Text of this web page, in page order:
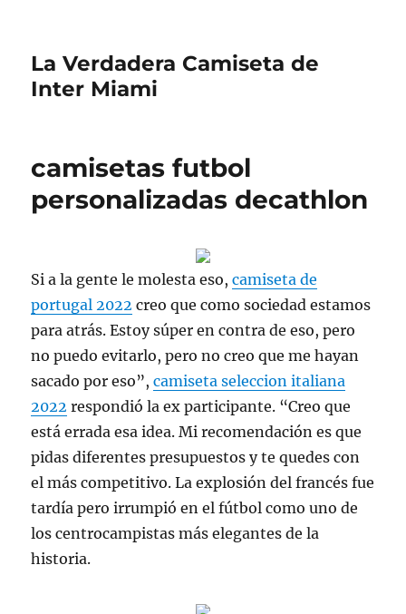
La Verdadera Camiseta de
Inter Miami
camisetas futbol
personalizadas decathlon
Si a la gente le molesta eso,camiseta de
portugal 2022 creo que como sociedad estamos
para atrás. Estoy súper en contra de eso, pero
no puedo evitarlo, pero no creo que me hayan
sacado por eso”,camiseta seleccion italiana
2022 respondió la ex participante. “Creo que
está errada esa idea. Mi recomendación es que
pidas diferentes presupuestos y te quedes con
el más competitivo. La explosión del francés fue
tardía pero irrumpió en el fútbol como uno de
los centrocampistas más elegantes de la
historia.